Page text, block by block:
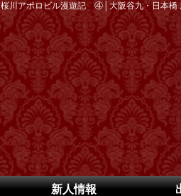
桜川アポロビル漫遊記 ④│大阪谷九・日本橋
新人情報